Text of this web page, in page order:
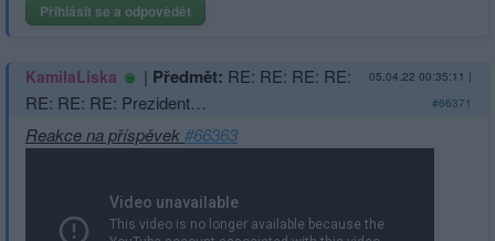
Přihlásit se a odpovědět
KamilaLiska | Předmět: RE: RE: RE: RE:
RE: RE: RE: Prezident…
05.04.22 00:35:11 |
#66371
Reakce na příspěvek#66363